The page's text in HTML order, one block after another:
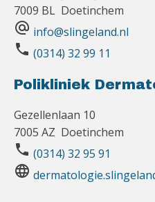
7009 BL Doetinchem
alternate_email info@slingeland.nl
phone (0314) 32 99 11
Polikliniek
Gezellenlaan 10
7005 AZ Doetinchem
phone (0314) 32 95 91
language